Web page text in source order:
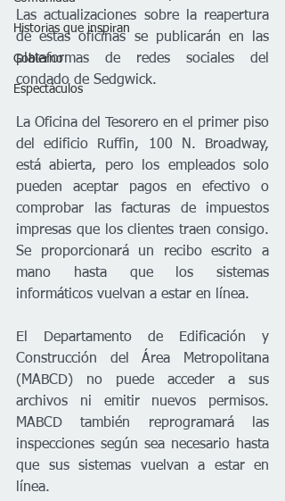
Historias que inspiran
Gobierno
Espectáculos
Las actualizaciones sobre la reapertura
de estas oficinas se publicarán en las
plataformas de redes sociales del
condado de Sedgwick.
La Oficina del Tesorero en el primer piso
del edificio Ruffin, 100 N. Broadway,
está abierta, pero los empleados solo
pueden aceptar pagos en efectivo o
comprobar las facturas de impuestos
impresas que los clientes traen consigo.
Se proporcionará un recibo escrito a
mano hasta que los sistemas
informáticos vuelvan a estar en línea.
El Departamento de Edificación y
Construcción del Área Metropolitana
(MABCD) no puede acceder a sus
archivos ni emitir nuevos permisos.
MABCD también reprogramará las
inspecciones según sea necesario hasta
que sus sistemas vuelvan a estar en
línea.